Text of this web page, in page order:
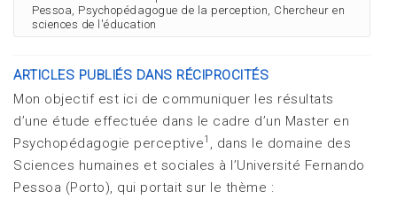
Pessoa, Psychopédagogue de la perception, Chercheur en
sciences de l'éducation
ARTICLES PUBLIÉS DANS RÉCIPROCITÉS
Mon objectif est ici de communiquer les résultats
d’une étude effectuée dans le cadre d’un Master en
Psychopédagogie perceptive1 , dans le domaine des
Sciences humaines et sociales à l’Université Fernando
Pessoa (Porto), qui portait sur le thème :